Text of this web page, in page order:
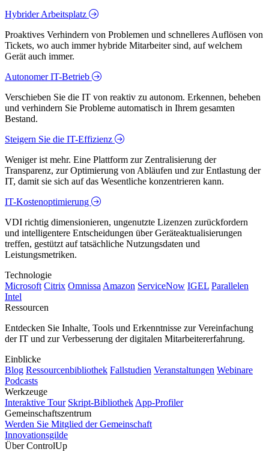
Hybrider Arbeitsplatz
Proaktives Verhindern von Problemen und schnelleres Auflösen von
Tickets, wo auch immer hybride Mitarbeiter sind, auf welchem
Gerät auch immer.
Autonomer IT-Betrieb
Verschieben Sie die IT von reaktiv zu autonom. Erkennen, beheben
und verhindern Sie Probleme automatisch in Ihrem gesamten
Bestand.
Steigern Sie die IT-Effizienz
Weniger ist mehr. Eine Plattform zur Zentralisierung der
Transparenz, zur Optimierung von Abläufen und zur Entlastung der
IT, damit sie sich auf das Wesentliche konzentrieren kann.
IT-Kostenoptimierung
VDI richtig dimensionieren, ungenutzte Lizenzen zurückfordern
und intelligentere Entscheidungen über Geräteaktualisierungen
treffen, gestützt auf tatsächliche Nutzungsdaten und
Leistungsmetriken.
Technologie
Microsoft Citrix Omnissa Amazon ServiceNow IGEL Parallelen
Intel
Ressourcen
Entdecken Sie Inhalte, Tools und Erkenntnisse zur Vereinfachung
der IT und zur Verbesserung der digitalen Mitarbeitererfahrung.
Einblicke
Blog Ressourcenbibliothek Fallstudien Veranstaltungen Webinare
Podcasts
Werkzeuge
Interaktive Tour Skript-Bibliothek App-Profiler
Gemeinschaftszentrum
Werden Sie Mitglied der Gemeinschaft
Innovationsgilde
Über ControlUp